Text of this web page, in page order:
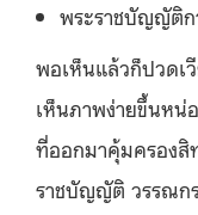
พระราชบัญญัติ
พอเห็นแล้วก็ปวดเ
เห็นภาพง่ายขึ้นหน่
ที่ออกมาคุ้มครองสิ
ราชบัญญัติ วรรณก